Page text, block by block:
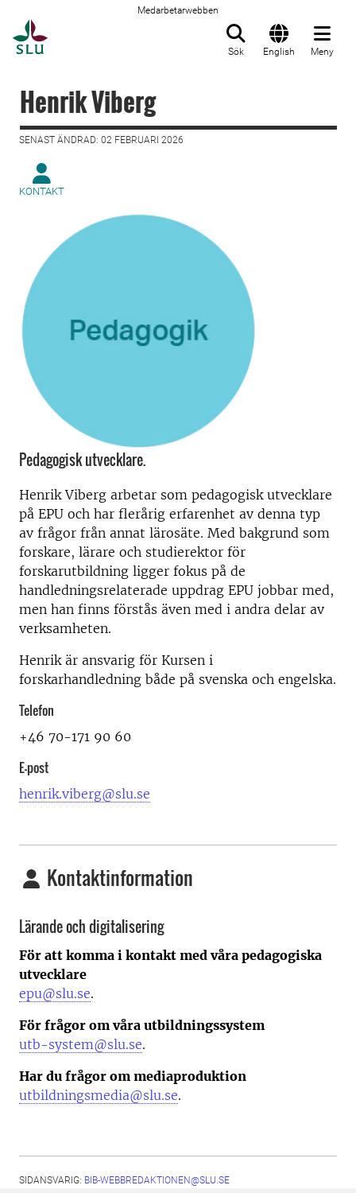
Medarbetarwebben
Sök English Meny
Henrik Viberg
SENAST ÄNDRAD: 02 FEBRUARI 2026
KONTAKT
Pedagogisk utvecklare.
Henrik Viberg arbetar som pedagogisk utvecklare
på EPU och har flerårig erfarenhet av denna typ
av frågor från annat lärosäte. Med bakgrund som
forskare, lärare och studierektor för
forskarutbildning ligger fokus på de
handledningsrelaterade uppdrag EPU jobbar med,
men han finns förstås även med i andra delar av
verksamheten.
Henrik är ansvarig för Kursen i
forskarhandledning både på svenska och engelska.
Telefon
+46 70-171 90 60
E-post
henrik.viberg@slu.se
Kontaktinformation
Lärande och digitalisering
För att komma i kontakt med våra pedagogiska
utvecklare
epu@slu.se.
För frågor om våra utbildningssystem
utb-system@slu.se.
Har du frågor om mediaproduktion
utbildningsmedia@slu.se.
SIDANSVARIG: BIB-WEBBREDAKTIONEN@SLU.SE